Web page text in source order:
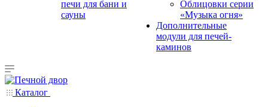
печи для бани и
сауны
Облицовки серии
«Музыка огня»
Дополнительные
модули для печей-
каминов
Каталог